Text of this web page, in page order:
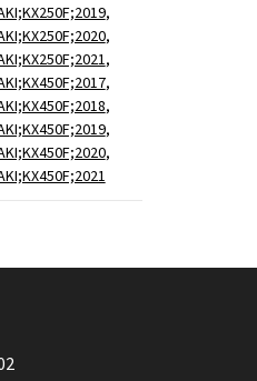
,
,
,
,
,
,
,